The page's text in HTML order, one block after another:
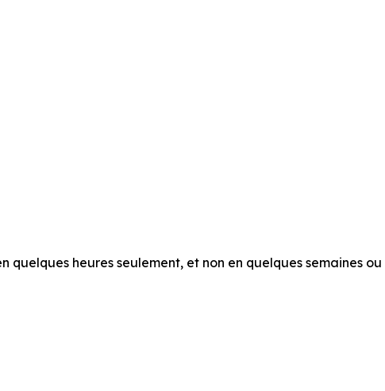
heures seulement, et non en quelques semaines ou